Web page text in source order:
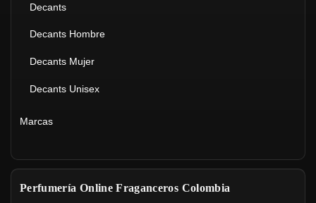
Decants
Decants Hombre
Decants Mujer
Decants Unisex
Marcas
Perfumería Online Fraganceros Colombia